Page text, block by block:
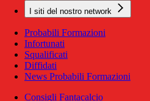
I siti del nostro network
Probabili Formazioni
Infortunati
Squalificati
Diffidati
News Probabili Formazioni
Consigli Fantacalcio